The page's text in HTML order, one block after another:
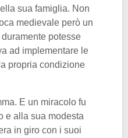
sua famiglia. Non
medievale però un
potesse
ad implementare le
propria condizione
E un miracolo fu
e alla sua modesta
in giro con i suoi